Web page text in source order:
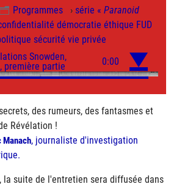
Programmes › série « Paranoid
démocratie éthique FUD
sécurité vie privée
des rumeurs, des fantasmes et
Révélation !
Manach, journaliste d'investigation
la suite de l'entretien sera diffusée dans